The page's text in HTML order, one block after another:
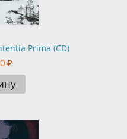
Prima (CD)
₽